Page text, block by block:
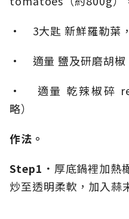
• 3大匙 新鮮羅勒葉
• 適量 鹽及研磨胡椒
• 適量 乾辣椒碎
略）
作法。
Step1． 厚底鍋裡加熱
炒至透明柔軟，加入蒜